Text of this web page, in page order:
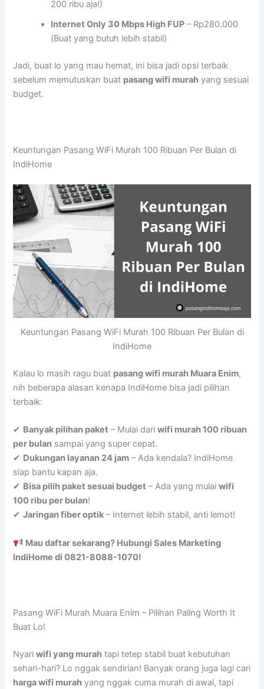
200 ribu aja!)
Internet Only 30 Mbps High FUP – Rp280.000
(Buat yang butuh lebih stabil)
Jadi, buat lo yang mau hemat, ini bisa jadi opsi terbaik
sebelum memutuskan buat pasang wifi murah yang sesuai
budget.
Keuntungan Pasang WiFi Murah 100 Ribuan Per Bulan di
IndiHome
Keuntungan Pasang WiFi Murah 100 Ribuan Per Bulan di
IndiHome
Kalau lo masih ragu buat pasang wifi murah Muara Enim,
nih beberapa alasan kenapa IndiHome bisa jadi pilihan
terbaik:
✔ Banyak pilihan paket – Mulai dariwifi murah 100 ribuan
per bulan sampai yang super cepat.
✔ Dukungan layanan 24 jam – Ada kendala? IndiHome
siap bantu kapan aja.
✔ Bisa pilih paket sesuai budget – Ada yang mulaiwifi
100 ribu per bulan!
✔Jaringan fiber optik – Internet lebih stabil, anti lemot!
Mau daftar sekarang? Hubungi Sales Marketing
IndiHome di 0821-8088-1070!
Pasang WiFi Murah Muara Enim – Pilihan Paling Worth It
Buat Lo!
Nyariwifi yang murah tapi tetep stabil buat kebutuhan
sehari-hari? Lo nggak sendirian! Banyak orang juga lagi cari
harga wifi murah yang nggak cuma murah di awal, tapi